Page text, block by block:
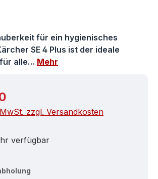
für ein hygienisches
SE 4 Plus ist der ideale
alle… Mehr
zzgl. Versandkosten
verfügbar